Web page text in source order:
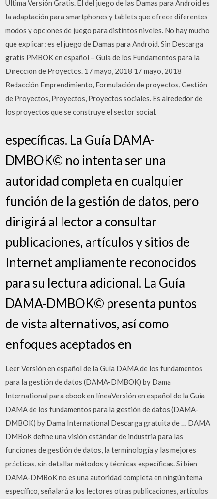
Última Versión Gratis. El del juego de las Damas para Android es
la adaptación para smartphones y tablets que ofrece diferentes
modos y opciones de juego para distintos niveles. No hay mucho
que explicar: es el juego de Damas para Android. Sin Descarga
gratis PMBOK en español – Guía de los Fundamentos para la
Dirección de Proyectos. 17 mayo, 2018 17 mayo, 2018
Redacción Emprendimiento, Formulación de proyectos, Gestión
de Proyectos, Proyectos, Proyectos sociales. Es alrededor de
los proyectos que se construye el sector social.
específicas. La Guía DAMA-
DMBOK© no intenta ser una
autoridad completa en cualquier
función de la gestión de datos, pero
dirigirá al lector a consultar
publicaciones, artículos y sitios de
Internet ampliamente reconocidos
para su lectura adicional. La Guía
DAMA-DMBOK© presenta puntos
de vista alternativos, así como
enfoques aceptados en
Leer Versión en español de la Guía DAMA de los fundamentos
para la gestión de datos (DAMA-DMBOK) by Dama
International para ebook en líneaVersión en español de la Guía
DAMA de los fundamentos para la gestión de datos (DAMA-
DMBOK) by Dama International Descarga gratuita de … DAMA
DMBoK define una visión estándar de industria para las
funciones de gestión de datos, la terminología y las mejores
prácticas, sin detallar métodos y técnicas específicas. Si bien
DAMA-DMBoK no es una autoridad completa en ningún tema
específico, señalará a los lectores otras publicaciones, artículos